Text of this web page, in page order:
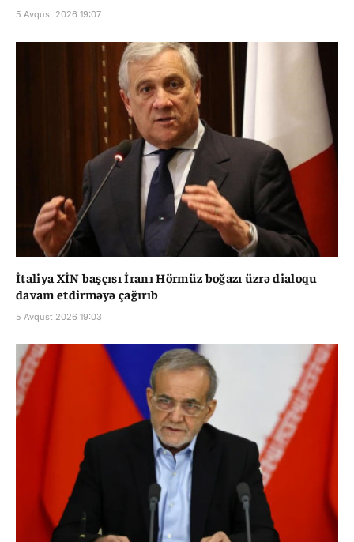
5 Avqust 2026 19:07
İtaliya XİN başçısı İranı Hörmüz boğazı üzrə dialoqu
davam etdirməyə çağırıb
5 Avqust 2026 19:03